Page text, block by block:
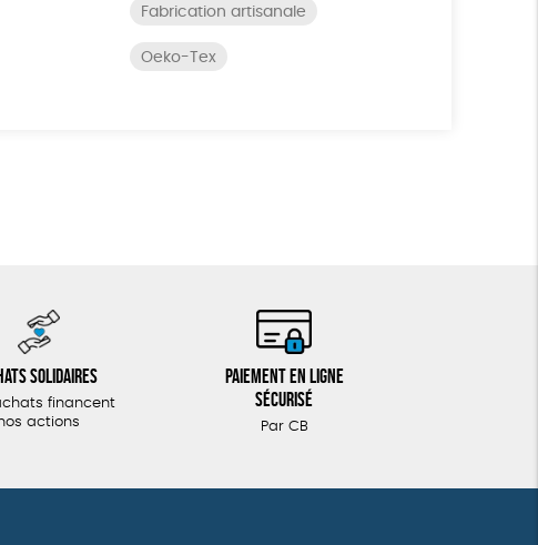
Fabrication artisanale
Oeko-Tex
solidaires
financent
actions
Paiement en ligne
sécurisé
Par CB